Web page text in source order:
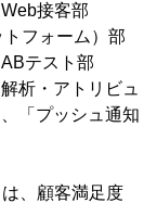
接客部
フォーム）部
テスト部
析・アトリビュ
「プッシュ通知
、顧客満足度